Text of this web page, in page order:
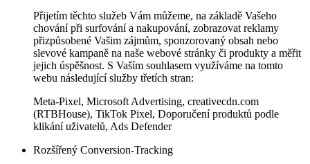
Přijetím těchto služeb Vám můžeme, na základě Vašeho
chování při surfování a nakupování, zobrazovat reklamy
přizpůsobené Vašim zájmům, sponzorovaný obsah nebo
slevové kampaně na naše webové stránky či produkty a měřit
jejich úspěšnost. S Vaším souhlasem využíváme na tomto
webu následující služby třetích stran:
Meta-Pixel, Microsoft Advertising, creativecdn.com
(RTBHouse), TikTok Pixel, Doporučení produktů podle
klikání uživatelů, Ads Defender
Rozšířený Conversion-Tracking